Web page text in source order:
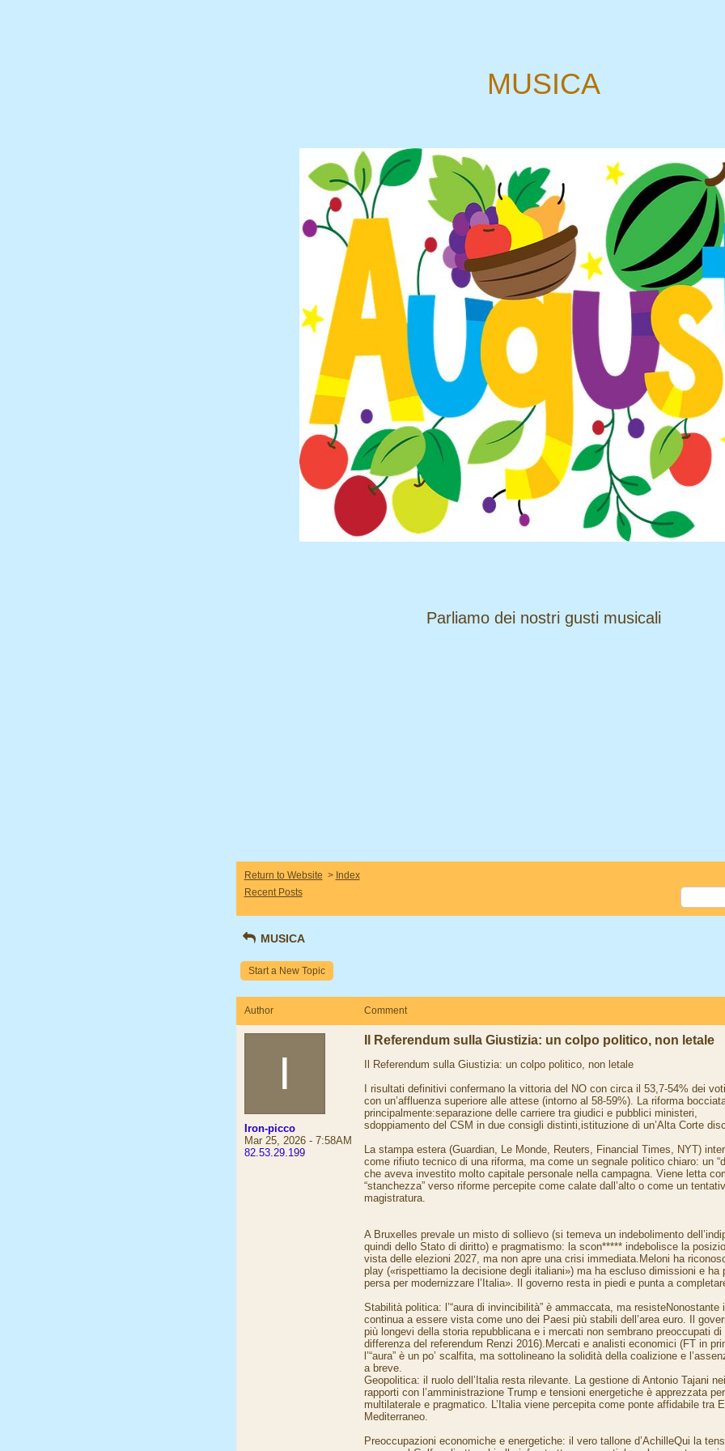
MUSICA
​​​​​​​Parliamo dei nostri gusti musicali
Return to Website > Index
Recent Posts
MUSICA
Start a New Topic
Author Comment
I
Iron-picco
Mar 25, 2026 - 7:58AM
82.53.29.199
Il Referendum sulla Giustizia: un colpo politico, non letale
Il Referendum sulla Giustizia: un colpo politico, non letale
I risultati definitivi confermano la vittoria del NO con circa il 53,7-54% dei
con un’affluenza superiore alle attese (intorno al 58-59%). La riforma
principalmente:separazione delle carriere tra giudici e pubblici ministeri,
sdoppiamento del CSM in due consigli distinti,istituzione di un’Alta Corte
La stampa estera (Guardian, Le Monde, Reuters, Financial Times, NYT)
come rifiuto tecnico di una riforma, ma come un segnale politico chiaro: un
che aveva investito molto capitale personale nella campagna. Viene letta
“stanchezza” verso riforme percepite come calate dall’alto o come un
magistratura.
A Bruxelles prevale un misto di sollievo (si temeva un indebolimento
quindi dello Stato di diritto) e pragmatismo: la scon***** indebolisce la
vista delle elezioni 2027, ma non apre una crisi immediata.Meloni ha
play («rispettiamo la decisione degli italiani») ma ha escluso dimissioni e ha
persa per modernizzare l’Italia». Il governo resta in piedi e punta a
Stabilità politica: l’“aura di invincibilità” è ammaccata, ma resisteNonostante
continua a essere vista come uno dei Paesi più stabili dell’area euro. Il
più longevi della storia repubblicana e i mercati non sembrano preoccupati
differenza del referendum Renzi 2016).Mercati e analisti economici (FT in
l’“aura” è un po’ scalfita, ma sottolineano la solidità della coalizione e
a breve.
Geopolitica: il ruolo dell’Italia resta rilevante. La gestione di Antonio Tajani
rapporti con l’amministrazione Trump e tensioni energetiche è apprezzata
multilaterale e pragmatico. L’Italia viene percepita come ponte affidabile tra
Mediterraneo.
Preoccupazioni economiche e energetiche: il vero tallone d’AchilleQui la